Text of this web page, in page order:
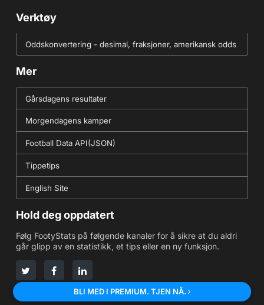
Verktøy
Oddskonvertering - desimal, fraksjoner, amerikansk odds
Mer
Gårsdagens resultater
Morgendagens kamper
Football Data API(JSON)
Tippetips
English Site
Hold deg oppdatert
Følg FootyStats på følgende kanaler for å sikre at du aldri
går glipp av en statistikk, et tips eller en ny funksjon.
Fotballdata levert avBLI MED I PREMIUM. TJEN NÅ.